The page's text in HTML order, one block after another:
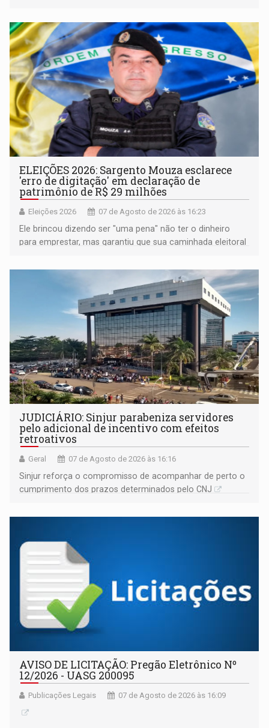
ELEIÇÕES 2026: Sargento Mouza esclarece
'erro de digitação' em declaração de
patrimônio de R$ 29 milhões
Eleições 2026 07 de Agosto de 2026 às 16:23
Ele brincou dizendo ser "uma pena" não ter o dinheiro
para emprestar, mas garantiu que sua caminhada eleitoral
JUDICIÁRIO: Sinjur parabeniza servidores
pelo adicional de incentivo com efeitos
retroativos
Geral 07 de Agosto de 2026 às 16:16
Sinjur reforça o compromisso de acompanhar de perto o
cumprimento dos prazos determinados pelo CNJ
AVISO DE LICITAÇÃO: Pregão Eletrônico Nº
12/2026 - UASG 200095
Publicações Legais 07 de Agosto de 2026 às 16:09